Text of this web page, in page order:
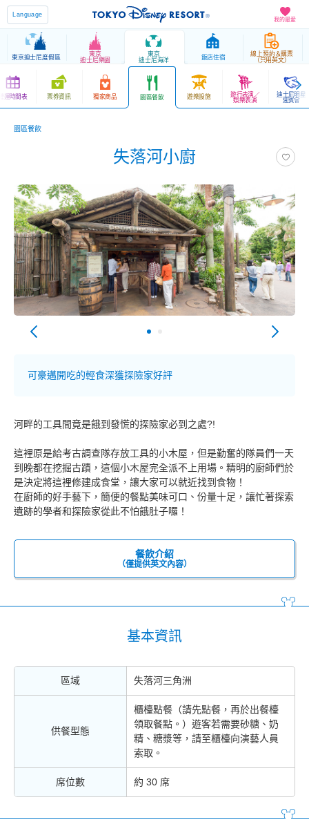
我的最愛
Language
東京迪士尼度假區
東京
迪士尼樂園
東京
迪士尼海洋
飯店住宿
線上預約＆購票
（只用英文）
運時間表 票券資訊 獨家商品 園區餐飲 遊樂設施 遊行表演／
娛樂表演
迪士尼明星
迎賓會
園區餐飲
失落河小廚
可豪邁開吃的輕食深獲探險家好評
河畔的工具間竟是餓到發慌的探險家必到之處?!
這裡原是給考古調查隊存放工具的小木屋，但是勤奮的隊員們一天
到晚都在挖掘古蹟，這個小木屋完全派不上用場。精明的廚師們於
是決定將這裡修建成食堂，讓大家可以就近找到食物！
在廚師的好手藝下，簡便的餐點美味可口、份量十足，讓忙著探索
遺跡的學者和探險家從此不怕餓肚子囉！
餐飲介紹
（僅提供英文內容）
基本資訊
區域 失落河三角洲
供餐型態
櫃檯點餐（請先點餐，再於出餐檯
領取餐點。）遊客若需要砂糖、奶
精、糖漿等，請至櫃檯向演藝人員
索取。
席位數 約 30 席